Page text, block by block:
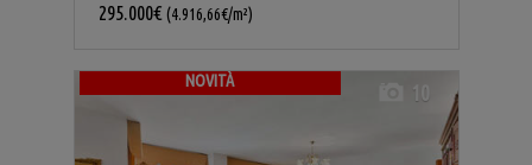
295.000€ (4.916,66€/m²)
NOVITÀ 10